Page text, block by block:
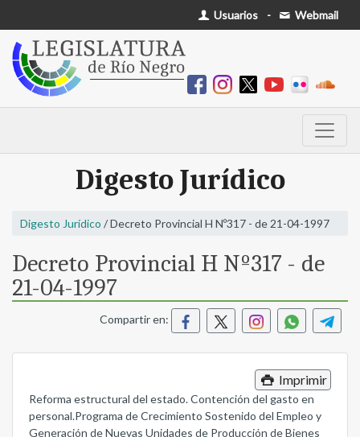
Usuarios - Webmail
Digesto Jurídico
Digesto Jurídico / Decreto Provincial H Nº317 - de 21-04-1997
Decreto Provincial H Nº317 - de
21-04-1997
Compartir en:
Imprimir
Reforma estructural del estado. Contención del gasto en
personal.Programa de Crecimiento Sostenido del Empleo y
Generación de Nuevas Unidades de Producción de Bienes